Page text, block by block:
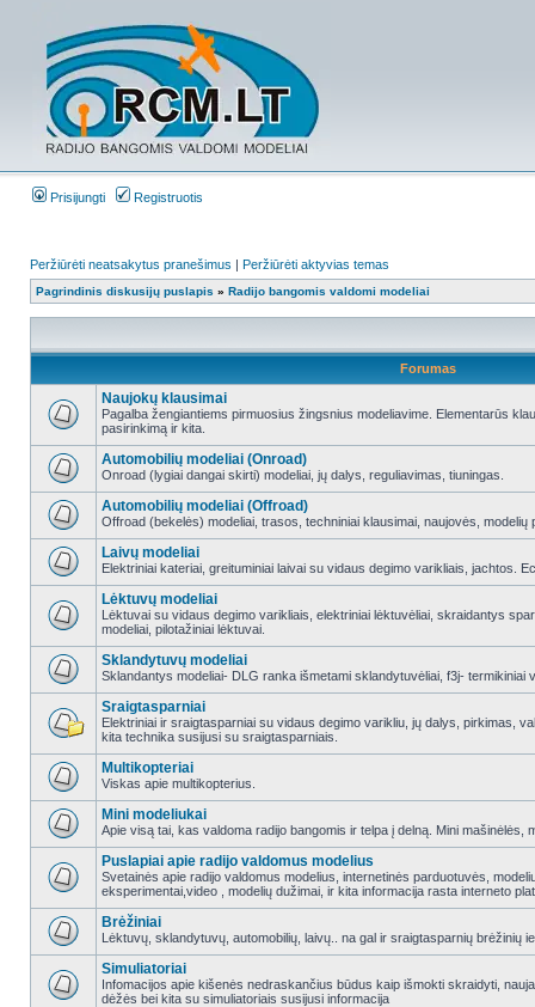
Prisijungti Registruotis
Peržiūrėti neatsakytus pranešimus | Peržiūrėti aktyvias temas
Pagrindinis diskusijų puslapis » Radijo bangomis valdomi modeliai
Forumas
Naujokų klausimai
Pagalba žengiantiems pirmuosius žingsnius modeliavime. Elementarūs
pasirinkimą ir kita.
Automobilių modeliai (Onroad)
Onroad (lygiai dangai skirti) modeliai, jų dalys, reguliavimas, tiuningas.
Automobilių modeliai (Offroad)
Offroad (bekelės) modeliai, trasos, techniniai klausimai, naujovės, modelių
Laivų modeliai
Elektriniai kateriai, greituminiai laivai su vidaus degimo varikliais, jachtos.
Lėktuvų modeliai
Lėktuvai su vidaus degimo varikliais, elektriniai lėktuvėliai, skraidantys
modeliai, pilotažiniai lėktuvai.
Sklandytuvų modeliai
Sklandantys modeliai- DLG ranka išmetami sklandytuvėliai, f3j-
Sraigtasparniai
Elektriniai ir sraigtasparniai su vidaus degimo varikliu, jų dalys, pirkimas,
kita technika susijusi su sraigtasparniais.
Multikopteriai
Viskas apie multikopterius.
Mini modeliukai
Apie visą tai, kas valdoma radijo bangomis ir telpa į delną. Mini mašinėlės,
Puslapiai apie radijo valdomus modelius
Svetainės apie radijo valdomus modelius, internetinės parduotuvės,
eksperimentai,video , modelių dužimai, ir kita informacija rasta interneto
Brėžiniai
Lėktuvų, sklandytuvų, automobilių, laivų.. na gal ir sraigtasparnių brėžinių
Simuliatoriai
Infomacijos apie kišenės nedraskančius būdus kaip išmokti skraidyti,
dėžės bei kita su simuliatoriais susijusi informacija